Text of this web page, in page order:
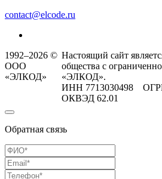
contact@elcode.ru
1992–2026 ©
ООО
«ЭЛКОД»
Настоящий сайт
общества с
«ЭЛКОД».
ИНН 7713030498
ОКВЭД 62.01
Обратная связь